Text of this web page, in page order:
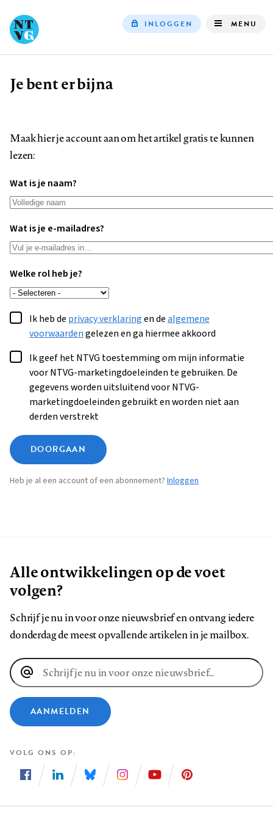
INLOGGEN MENU
Kruimelpad
Je bent er bijna
Maak hier je account aan om het artikel gratis te kunnen
lezen:
Wat is je naam?
Wat is je e-mailadres?
Welke rol heb je?
Ik heb de privacy verklaringen dealgemene
voorwaardengelezen en ga hiermee akkoord
Ik geef het NTVG toestemming om mijn informatie
voor NTVG-marketingdoeleinden te gebruiken. De
gegevens worden uitsluitend voor NTVG-
marketingdoeleinden gebruikt en worden niet aan
derden verstrekt
DOORGAAN
Heb je al een account of een abonnement? Inloggen
Alle ontwikkelingen op de voet
volgen?
Schrijf je nu in voor onze nieuwsbrief en ontvang iedere
donderdag de meest opvallende artikelen in je mailbox.
E-
mailadres
AANMELDEN
VOLG ONS OP
ons
ons
ons
ons
ons
ons